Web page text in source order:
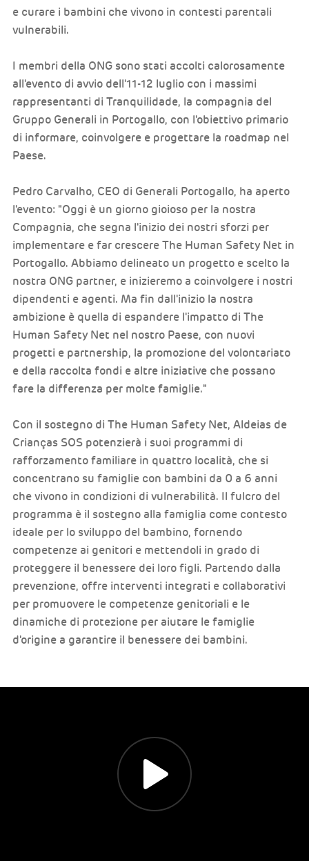
e curare i bambini che vivono in contesti parentali
vulnerabili.
I membri della ONG sono stati accolti calorosamente
all'evento di avvio dell'11-12 luglio con i massimi
rappresentanti di Tranquilidade, la compagnia del
Gruppo Generali in Portogallo, con l'obiettivo primario
di informare, coinvolgere e progettare la roadmap nel
Paese.
Pedro Carvalho, CEO di Generali Portogallo, ha aperto
l'evento: "Oggi è un giorno gioioso per la nostra
Compagnia, che segna l'inizio dei nostri sforzi per
implementare e far crescere The Human Safety Net in
Portogallo. Abbiamo delineato un progetto e scelto la
nostra ONG partner, e inizieremo a coinvolgere i nostri
dipendenti e agenti. Ma fin dall'inizio la nostra
ambizione è quella di espandere l'impatto di The
Human Safety Net nel nostro Paese, con nuovi
progetti e partnership, la promozione del volontariato
e della raccolta fondi e altre iniziative che possano
fare la differenza per molte famiglie."
Con il sostegno di The Human Safety Net, Aldeias de
Crianças SOS potenzierà i suoi programmi di
rafforzamento familiare in quattro località, che si
concentrano su famiglie con bambini da 0 a 6 anni
che vivono in condizioni di vulnerabilità. Il fulcro del
programma è il sostegno alla famiglia come contesto
ideale per lo sviluppo del bambino, fornendo
competenze ai genitori e mettendoli in grado di
proteggere il benessere dei loro figli. Partendo dalla
prevenzione, offre interventi integrati e collaborativi
per promuovere le competenze genitoriali e le
dinamiche di protezione per aiutare le famiglie
d'origine a garantire il benessere dei bambini.